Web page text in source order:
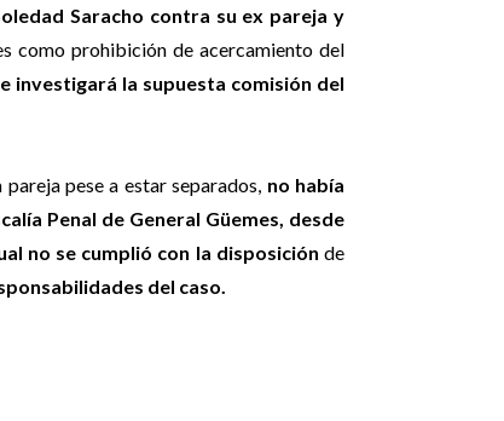
Saracho contra su ex pareja y
como prohibición de acercamiento del
investigará la supuesta comisión del
pese a estar separados, no había
Penal de General Güemes, desde
no se cumplió con la disposición de
del caso.